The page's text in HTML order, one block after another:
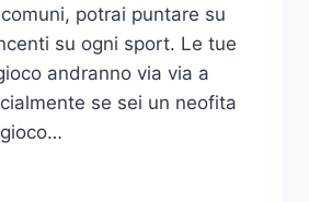
potrai puntare su
su ogni sport. Le tue
andranno via via a
se sei un neofita